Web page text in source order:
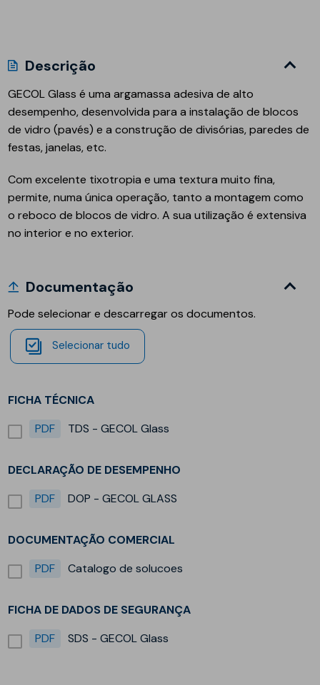
Descrição
GECOL Glass é uma argamassa adesiva de alto
desempenho, desenvolvida para a instalação de blocos
de vidro (pavés) e a construção de divisórias, paredes de
festas, janelas, etc.
Com excelente tixotropia e uma textura muito fina,
permite, numa única operação, tanto a montagem como
o reboco de blocos de vidro. A sua utilização é extensiva
no interior e no exterior.
Documentação
Pode selecionar e descarregar os documentos.
Selecionar tudo
FICHA TÉCNICA
PDF
TDS - GECOL Glass
DECLARAÇÃO DE DESEMPENHO
PDF
DOP - GECOL GLASS
DOCUMENTAÇÃO COMERCIAL
PDF
Catalogo de solucoes
FICHA DE DADOS DE SEGURANÇA
PDF
SDS - GECOL Glass